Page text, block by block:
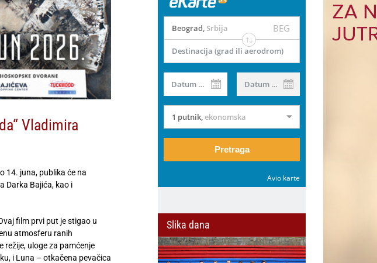
Vladimira
14. juna, publika će na
Darka Bajića, kao i
film prvi put je stigao u
atmosferu ranih
uloge za pamćenje
i Luna – otkačena pevačica
Beograd, Srbija BEG
Destinacija (grad ili aerodrom)
Datum od Datum do
1 putnik,ekonomska
Pretraga
Avio karte
Slika dana